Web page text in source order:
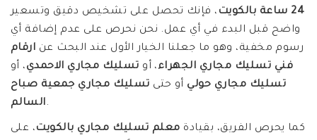
24 ساعة بالكويت
، فإنك تحصل على تشخيص دقيق وتسعير
واضح قبل البدء في أي عمل. نحن نحرص على عدم إضافة أي
رسوم مخفية، وهو ما جعلنا الخيار الأول عند البحث عن ارقام
فني تسليك مجاري الجهراء، أو تسليك مجاري الاحمدي، أو
تسليك مجاري حولي أو حتى تسليك مجاري جمعية صباح
السالم.
كما يحرص الفريق، بقيادة معلم تسليك مجاري بالكويت، على